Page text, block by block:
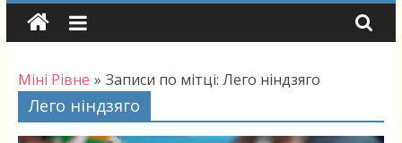
Skip
Міні Рівне » Записи по мітці: Лего ніндзяго
Лего ніндзяго